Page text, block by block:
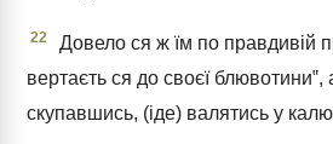
22
Довело ся ж їм по правдивій
вертаєть ся до своєї блювотини‟,
скупавшись, (іде) валятись у